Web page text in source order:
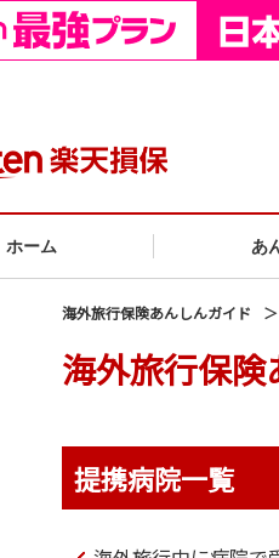
ホーム あ
海外旅行保険あんしんガイド
海外旅行保険
提携病院一覧